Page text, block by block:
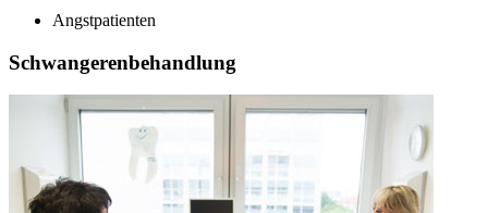
Angstpatienten
Schwangerenbehandlung